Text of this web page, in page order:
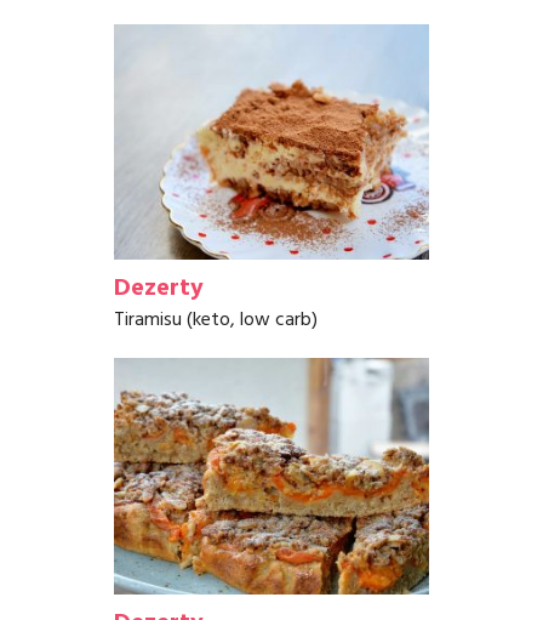
Dezerty
Tiramisu (keto, low carb)